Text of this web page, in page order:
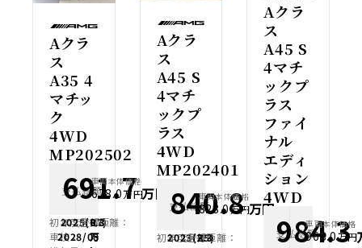
Aクラ
ス
A35 4
マチッ
ク
4WD
MP202502
支払総額
691.7 万円
車両本体価格
678.0万円
初年度登録：
2025(R7)
車検：
2028/08
走行距離：
0.3
万
Aクラ
ス
A45 S
4マチ
ックプ
ラス
4WD
MP202401
支払総額
840.8 万円
車両本体価格
828.0万円
初年度登録：
2023(R5)
走行距離：
2.3
Aクラ
ス
A45 S
4マチ
ックプ
ラス
ファイ
ナル
エディ
ション
4WD
支払総額
984.3
車両本体価格
968.0万円